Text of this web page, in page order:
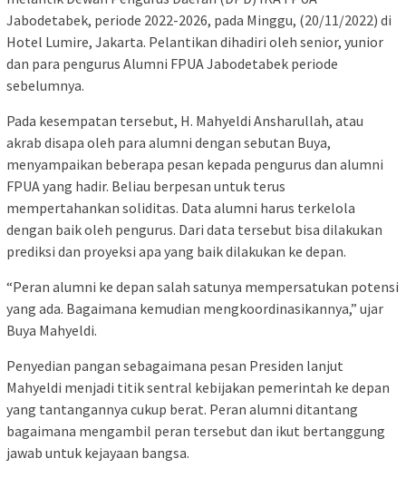
Jabodetabek, periode 2022-2026, pada Minggu, (20/11/2022) di
Hotel Lumire, Jakarta. Pelantikan dihadiri oleh senior, yunior
dan para pengurus Alumni FPUA Jabodetabek periode
sebelumnya.
Pada kesempatan tersebut, H. Mahyeldi Ansharullah, atau
akrab disapa oleh para alumni dengan sebutan Buya,
menyampaikan beberapa pesan kepada pengurus dan alumni
FPUA yang hadir. Beliau berpesan untuk terus
mempertahankan soliditas. Data alumni harus terkelola
dengan baik oleh pengurus. Dari data tersebut bisa dilakukan
prediksi dan proyeksi apa yang baik dilakukan ke depan.
“Peran alumni ke depan salah satunya mempersatukan potensi
yang ada. Bagaimana kemudian mengkoordinasikannya,” ujar
Buya Mahyeldi.
Penyedian pangan sebagaimana pesan Presiden lanjut
Mahyeldi menjadi titik sentral kebijakan pemerintah ke depan
yang tantangannya cukup berat. Peran alumni ditantang
bagaimana mengambil peran tersebut dan ikut bertanggung
jawab untuk kejayaan bangsa.